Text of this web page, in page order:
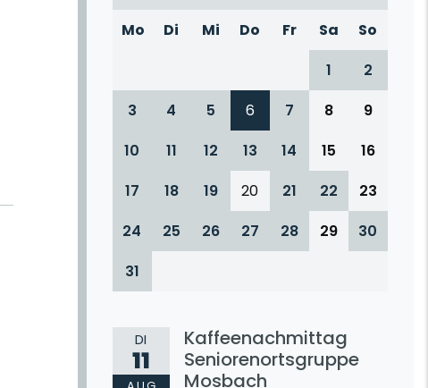
Mo Di Mi Do Fr Sa
So
1
2
3
4 5 6 7 8
9
10
11 12 13 14 15
16
17
18 19 20 21 22
23
24
25 26 27 28 29
30
31
DI
11
Kaffeenachmittag
Seniorenortsgruppe
Mosbach